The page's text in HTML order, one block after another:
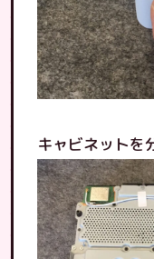
キャビネットを